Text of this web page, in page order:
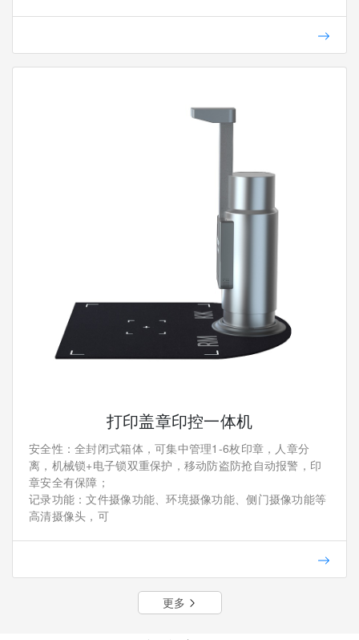
打印盖章印控一体机
安全性：全封闭式箱体，可集中管理1-6枚印章，人章分
离，机械锁+电子锁双重保护，移动防盗防抢自动报警，印
章安全有保障；
记录功能：文件摄像功能、环境摄像功能、侧门摄像功能等
高清摄像头，可
更多